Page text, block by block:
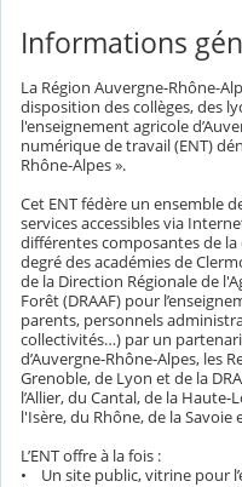
Informations
La Région Auvergne-Rhône-
disposition des collèges, des
l'enseignement agricole
numérique de travail (ENT)
Rhône-Alpes ».
Cet ENT fédère un ensemble
services accessibles via
différentes composantes de
degré des académies de
de la Direction Régionale de
Forêt (DRAAF) pour
parents, personnels
collectivités…) par un
d’Auvergne-Rhône-Alpes, les
Grenoble, de Lyon et de la
l’Allier, du Cantal, de la
l'Isère, du Rhône, de la Savoie
L’ENT offre à la fois :
• Un site public, vitrine pour